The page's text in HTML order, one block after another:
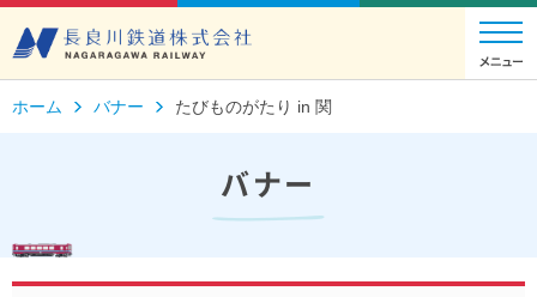
ホーム バナー たびものがたり in 関
バナー